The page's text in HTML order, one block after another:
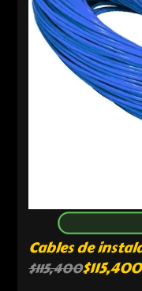
Cables de
$115,400$115,400